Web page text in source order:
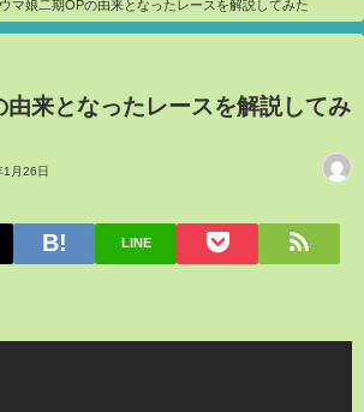
ウマ娘二期OPの由来となったレースを解説してみた
由来となったレースを解説してみ
1月26日
LINE